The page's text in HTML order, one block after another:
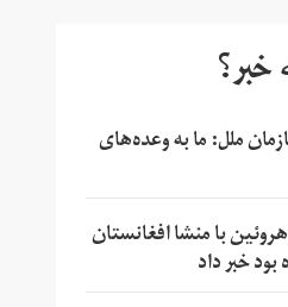
خبر؟
ملل: ما به وعده‌های
دلار هروئین با منشا افغانستان
خبر داد